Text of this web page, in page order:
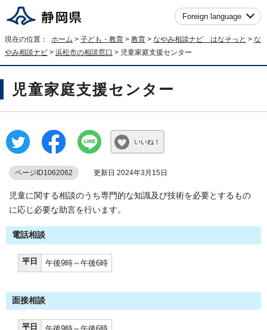
Foreign language
現在の位置： ホーム > 子ども・教育 > 教育 > なやみ相談ナビ はなそっと > な
やみ相談ナビ > 浜松市の相談窓口 > 児童家庭支援センター
児童家庭支援センター
いいね！
ページID1062062 更新日 2024年3月15日
児童に関する相談のうち専門的な知識及び技術を必要とするもの
に応じ必要な助言を行います。
電話相談
平日 午後9時～午後6時
面接相談
平日